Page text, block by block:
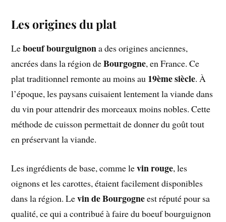
Les origines du plat
Leboeuf bourguignona des origines anciennes,
ancrées dans la région deBourgogne, en France. Ce
plat traditionnel remonte au moins au 19ème siècle. À
l’époque, les paysans cuisaient lentement la viande dans
du vin pour attendrir des morceaux moins nobles. Cette
méthode de cuisson permettait de donner du goût tout
en préservant la viande.
Les ingrédients de base, comme levin rouge, les
oignons et les carottes, étaient facilement disponibles
dans la région. Levin de Bourgogneest réputé pour sa
qualité, ce qui a contribué à faire du boeuf bourguignon